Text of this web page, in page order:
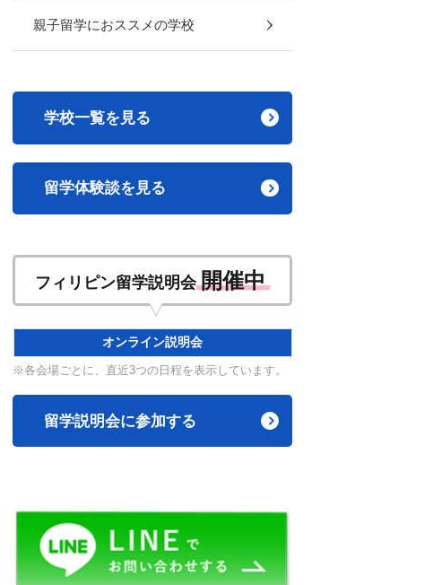
親子留学におススメの学校
学校一覧を見る
留学体験談を見る
フィリピン留学説明会 開催中
オンライン説明会
※各会場ごとに、直近3つの日程を表示しています。
留学説明会に参加する